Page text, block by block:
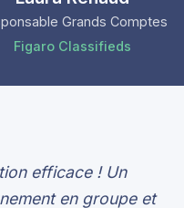
Grands Comptes
Figaro Classifieds
efficace ! Un
en groupe et